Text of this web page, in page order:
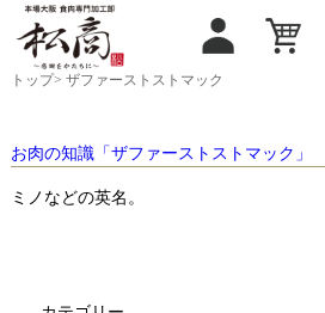
トップ> ザファーストストマック
お肉の知識「ザファーストストマック」
ミノなどの英名。